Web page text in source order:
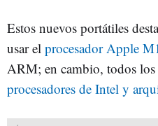
Estos nuevos portátiles
usar el procesador Apple
ARM; en cambio, todos los
procesadores de Intel y